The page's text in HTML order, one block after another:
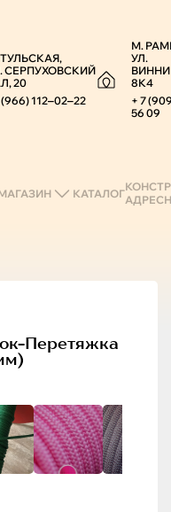
СЕРПУХОВСКИЙ
20
(966) 112‒02‒22
М.
УЛ.
8К4
+ 7
56 09
КАТАЛОГ
Перетяжка